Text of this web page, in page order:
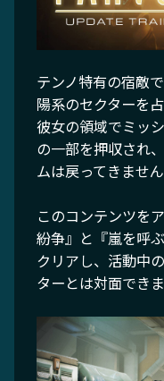
テンノ特有の宿敵
陽系のセクターを
彼女の領域でミッ
の一部を押収され
ムは戻ってきません
このコンテンツを
紛争』と『嵐を呼
クリアし、活動中
ターとは対面できま